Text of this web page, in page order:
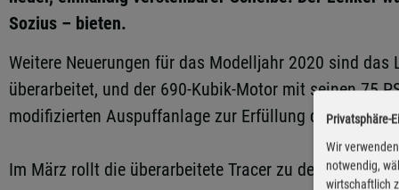
Sozius – bieten.
Weitere Neuerungen für das Modelljahr 2020 sind
überarbeitet, und der 690-Kubik-Motor mit seinen 75
modifizierten Auspuffanlage zur Erfüllung der neuen
Im März rollt die überarbeitete Tracer zu den
Privatsphäre-
Wir
notwendig,
wirtschaftlich